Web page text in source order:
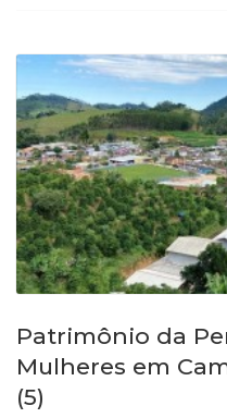
Patrimônio da
Mulheres em
(5)